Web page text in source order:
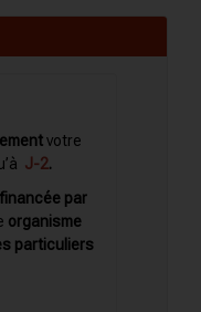
votre
J-2.
financée par
organisme
particuliers